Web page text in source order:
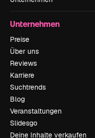
Unternehmen
Preise
Über uns
Reviews
Karriere
Suchtrends
Blog
Veranstaltungen
Slidesgo
Deine Inhalte verkaufen